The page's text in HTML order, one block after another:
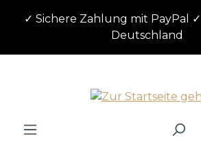
Zum Hauptinhalt springen
✓ Sichere Zahlung mit PayPal
Deutschland